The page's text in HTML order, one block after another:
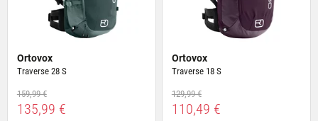
ihnen bereitgestellt hast oder die sie im Rahmen Deiner
Nutzung der Dienste gesammelt haben.
Ortovox
Traverse 28 S
159,99 €
135,99 €
Ortovox
Traverse 18 S
129,99 €
110,49 €